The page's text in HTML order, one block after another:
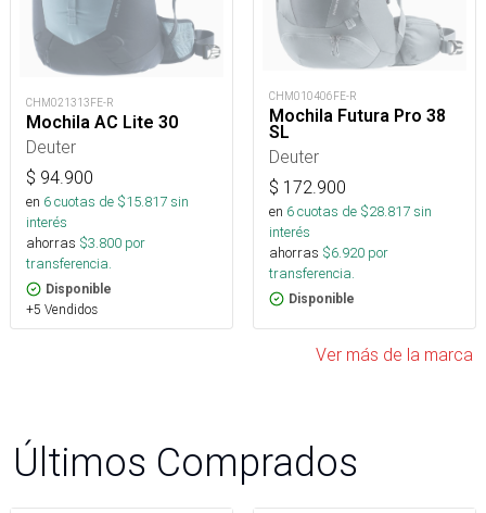
CHM021313FE-R
Mochila AC Lite 30
Deuter
$ 94.900
en 6cuotas de $15.817sin
interés
ahorras $3.800 por
transferencia.
Disponible
+5 Vendidos
CHM010406FE-R
Mochila Futura Pro 38
SL
Deuter
$ 172.900
en 6cuotas de $28.817sin
interés
ahorras $6.920 por
transferencia.
Disponible
Ver más de la marca
Últimos Comprados